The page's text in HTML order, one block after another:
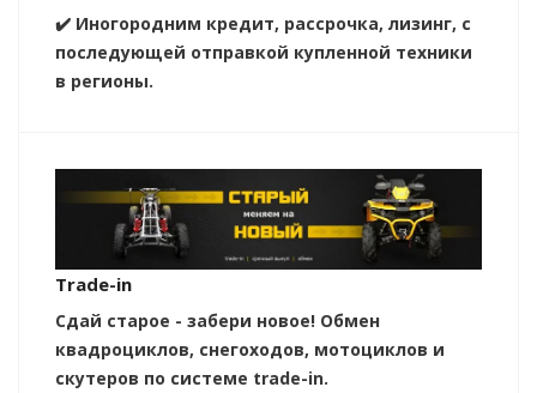
✔️ Иногородним кредит, рассрочка, лизинг, с
последующей отправкой купленной техники
в регионы.
Trade-in
Сдай старое - забери новое! Обмен
квадроциклов, снегоходов, мотоциклов и
скутеров по системе trade-in.